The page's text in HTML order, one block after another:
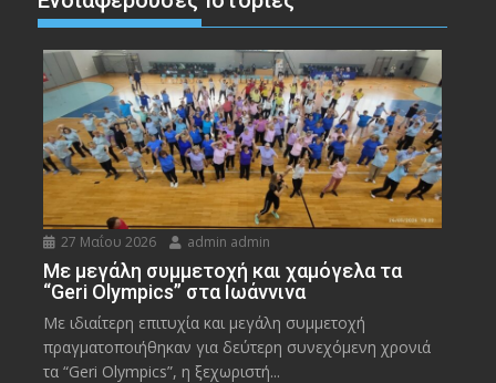
27 Μαΐου 2026 admin admin
Με μεγάλη συμμετοχή και χαμόγελα τα
“Geri Olympics” στα Ιωάννινα
Με ιδιαίτερη επιτυχία και μεγάλη συμμετοχή
πραγματοποιήθηκαν για δεύτερη συνεχόμενη χρονιά
τα “Geri Olympics”, η ξεχωριστή...